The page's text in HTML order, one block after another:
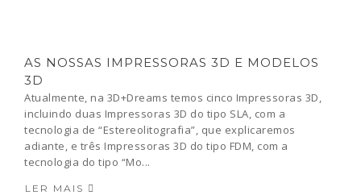
AS NOSSAS IMPRESSORAS 3D E MODELOS
3D
Atualmente, na 3D+Dreams temos cinco Impressoras 3D,
incluindo duas Impressoras 3D do tipo SLA, com a
tecnologia de “Estereolitografia”, que explicaremos
adiante, e três Impressoras 3D do tipo FDM, com a
tecnologia do tipo “Mo...
LER MAIS